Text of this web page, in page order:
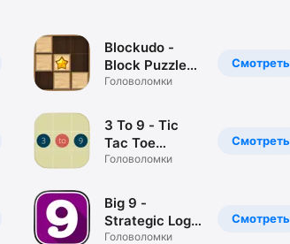
Смотреть
Blockudo -
Block Puzzle
Sudoku
Головоломки
Смотреть
3 To 9 - Tic
Tac Toe
Evolution
Головоломки
Смотреть
Big 9 -
Strategic Logic
Game
Головоломки